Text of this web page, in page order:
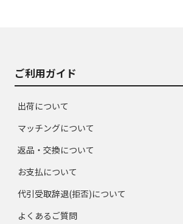
ご利用ガイド
出荷について
マッチングについて
返品・交換について
お支払について
代引受取辞退(拒否)について
よくあるご質問